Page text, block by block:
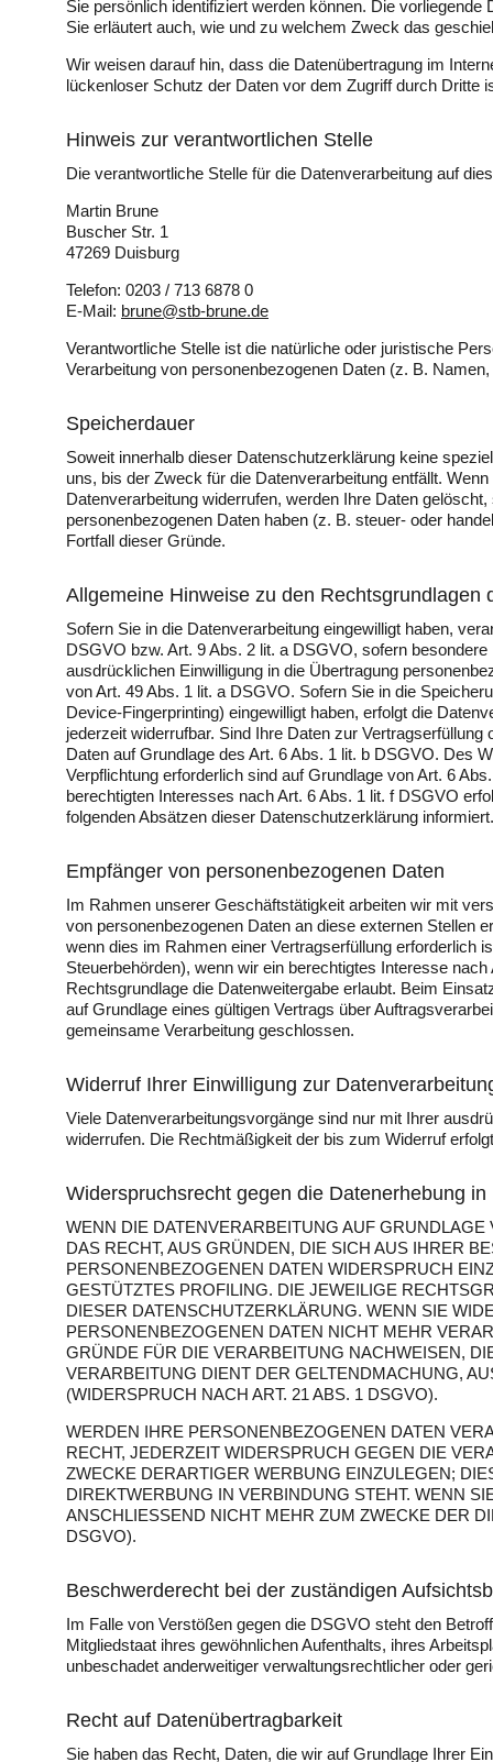
Sie persönlich identifiziert werden können. Die
Sie erläutert auch, wie und zu welchem Zweck das
Wir weisen darauf hin, dass die Datenübertragung im
lückenloser Schutz der Daten vor dem Zugriff durch Dritte
Hinweis zur verantwortlichen Stelle
Die verantwortliche Stelle für die Datenverarbeitung auf
Martin Brune
Buscher Str. 1
47269 Duisburg
Telefon: 0203 / 713 6878 0
E-Mail: brune@stb-brune.de
Verantwortliche Stelle ist die natürliche oder juristische
Verarbeitung von personenbezogenen Daten (z. B.
Speicherdauer
Soweit innerhalb dieser Datenschutzerklärung keine
uns, bis der Zweck für die Datenverarbeitung entfällt.
Datenverarbeitung widerrufen, werden Ihre Daten
personenbezogenen Daten haben (z. B. steuer- oder
Fortfall dieser Gründe.
Allgemeine Hinweise zu den
Sofern Sie in die Datenverarbeitung eingewilligt haben,
DSGVO bzw. Art. 9 Abs. 2 lit. a DSGVO, sofern
ausdrücklichen Einwilligung in die Übertragung
von Art. 49 Abs. 1 lit. a DSGVO. Sofern Sie in die
Device-Fingerprinting) eingewilligt haben, erfolgt die
jederzeit widerrufbar. Sind Ihre Daten zur
Daten auf Grundlage des Art. 6 Abs. 1 lit. b DSGVO. Des
Verpflichtung erforderlich sind auf Grundlage von Art. 6
berechtigten Interesses nach Art. 6 Abs. 1 lit. f DSGVO
folgenden Absätzen dieser Datenschutzerklärung informiert.
Empfänger von personenbezogenen Daten
Im Rahmen unserer Geschäftstätigkeit arbeiten wir mit
von personenbezogenen Daten an diese externen Stellen
wenn dies im Rahmen einer Vertragserfüllung erforderlich
Steuerbehörden), wenn wir ein berechtigtes Interesse
Rechtsgrundlage die Datenweitergabe erlaubt. Beim
auf Grundlage eines gültigen Vertrags über
gemeinsame Verarbeitung geschlossen.
Widerruf Ihrer Einwilligung zur
Viele Datenverarbeitungsvorgänge sind nur mit Ihrer
widerrufen. Die Rechtmäßigkeit der bis zum Widerruf
Widerspruchsrecht gegen die Datenerhebung
WENN DIE DATENVERARBEITUNG AUF
DAS RECHT, AUS GRÜNDEN, DIE SICH AUS IHRER
PERSONENBEZOGENEN DATEN WIDERSPRUCH
GESTÜTZTES PROFILING. DIE JEWEILIGE
DIESER DATENSCHUTZERKLÄRUNG. WENN SIE
PERSONENBEZOGENEN DATEN NICHT MEHR
GRÜNDE FÜR DIE VERARBEITUNG NACHWEISEN,
VERARBEITUNG DIENT DER GELTENDMACHUNG,
(WIDERSPRUCH NACH ART. 21 ABS. 1 DSGVO).
WERDEN IHRE PERSONENBEZOGENEN DATEN
RECHT, JEDERZEIT WIDERSPRUCH GEGEN DIE
ZWECKE DERARTIGER WERBUNG EINZULEGEN;
DIREKTWERBUNG IN VERBINDUNG STEHT. WENN
ANSCHLIESSEND NICHT MEHR ZUM ZWECKE DER
DSGVO).
Beschwerde­recht bei der zuständigen
Im Falle von Verstößen gegen die DSGVO steht den
Mitgliedstaat ihres gewöhnlichen Aufenthalts, ihres
unbeschadet anderweitiger verwaltungsrechtlicher oder
Recht auf Daten­übertrag­barkeit
Sie haben das Recht, Daten, die wir auf Grundlage Ihrer